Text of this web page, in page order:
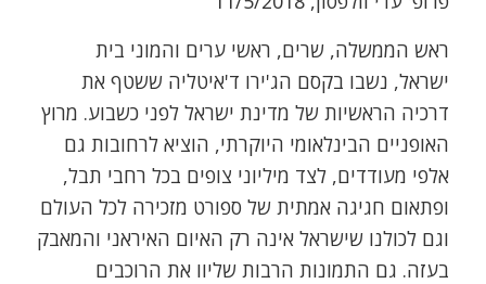
ראש הממשלה, שרים, ראשי ערים והמוני בית
ישראל, נשבו בקסם הג'ירו ד'איטליה ששטף את
דרכיה הראשיות של מדינת ישראל לפני כשבוע. מרוץ
האופניים הבינלאומי היוקרתי, הוציא לרחובות גם
אלפי מעודדים, לצד מיליוני צופים בכל רחבי תבל,
ופתאום חגיגה אמתית של ספורט מזכירה לכל העולם
וגם לכולנו שישראל אינה רק האיום האיראני והמאבק
בעזה. גם התמונות הרבות שליוו את הרוכבים